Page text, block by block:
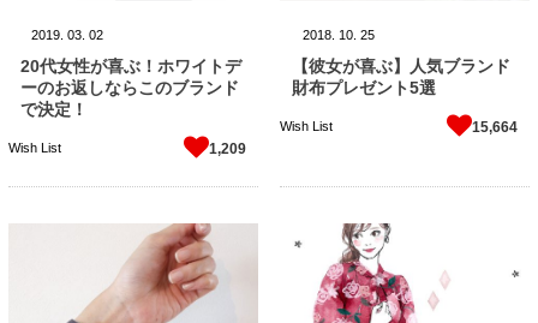
2019. 03. 02
20代女性が喜ぶ！ホワイトデ
ーのお返しならこのブランド
で決定！
1,209
Wish List
2018. 10. 25
【彼女が喜ぶ】人気ブランド
財布プレゼント5選
15,664
Wish List